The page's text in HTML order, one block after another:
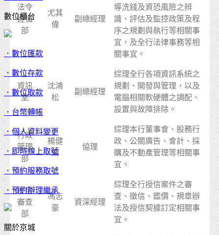
數位櫃台
．數位匯款
．數位存款
．數位取款
．台幣轉帳
．個人資料變更
．即時線上取號
．預約服務取號
．預約辦理繼承
關於京城
法令
遵循
部
尤其
偉
副總經理
導洗錢及資恐風險之辨
識、評估及監控政策及程
序之規劃與執行等相關事
宜，及全行法律事務等相
關事宜。
資訊
室
沈鴻
松
副總經理
綜理全行各項資訊系統之
規劃、開發與管理，以及
電腦相關軟硬體之調配、
設置與故障排除。
行政
管理
部
楊健
閣
協理
綜理本行董事會、股務行
政、公關廣告、會計、採
購及不動產管理等相關事
宜。
授信
審查
部
馮志
豪
資深經理
綜理全行授信案件之審
查、徵信、鑑價、規章辦
法及授信契據訂定相關事
宜。